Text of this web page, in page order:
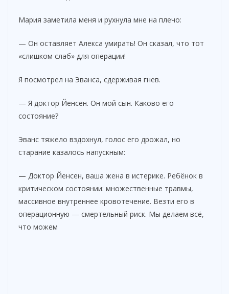
Мария заметила меня и рухнула мне на плечо:
— Он оставляет Алекса умирать! Он сказал, что тот
«слишком слаб» для операции!
Я посмотрел на Эванса, сдерживая гнев.
— Я доктор Йенсен. Он мой сын. Каково его
состояние?
Эванс тяжело вздохнул, голос его дрожал, но
старание казалось напускным:
— Доктор Йенсен, ваша жена в истерике. Ребёнок в
критическом состоянии: множественные травмы,
массивное внутреннее кровотечение. Везти его в
операционную — смертельный риск. Мы делаем всё,
что можем